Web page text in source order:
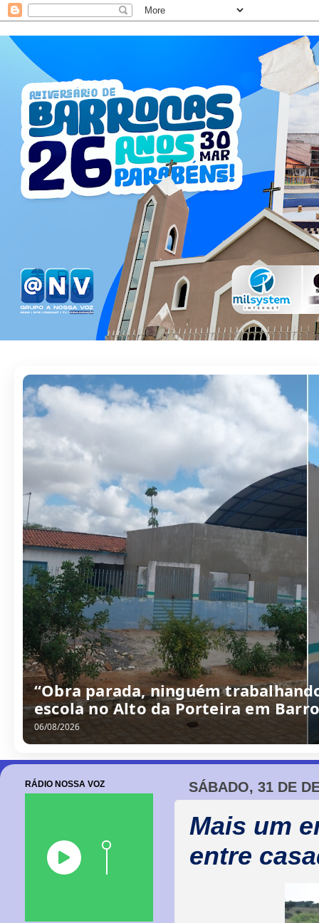
Câmara de Barrocas retoma
cobranças à gestão e anúncio de
06/08/2026
SÁBADO, 31 DE
Mais um
entre
RÁDIO NOSSA VOZ